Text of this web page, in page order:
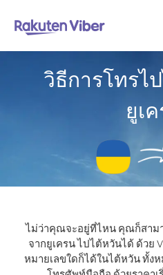
วิธีการโทรไ
ยูเ
ไม่ว่าคุณจะอยู่ที่ไหน คุณก็สาม
จากยูเครน ไปไต้หวันได้ ด้วย
หมายเลขใดก็ได้ในไต้หวัน ทั้ง